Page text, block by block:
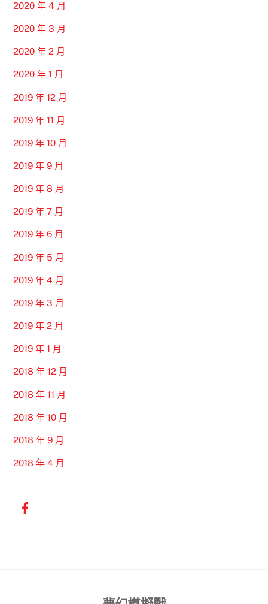
2020 年 4 月
2020 年 3 月
2020 年 2 月
2020 年 1 月
2019 年 12 月
2019 年 11 月
2019 年 10 月
2019 年 9 月
2019 年 8 月
2019 年 7 月
2019 年 6 月
2019 年 5 月
2019 年 4 月
2019 年 3 月
2019 年 2 月
2019 年 1 月
2018 年 12 月
2018 年 11 月
2018 年 10 月
2018 年 9 月
2018 年 4 月
Back